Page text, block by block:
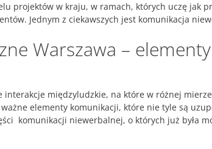
projektów w kraju, w ramach, których uczę jak
Jednym z ciekawszych jest komunikacja
Warszawa –
międzyludzkie, na które w różnej
elementy komunikacji, które nie tyle są
komunikacji niewerbalnej, o których już była